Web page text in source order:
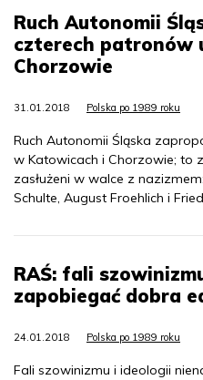
Ruch Autonomii
czterech patronów
Chorzowie
31.01.2018 Polska po 1989 roku
Ruch Autonomii Śląska
w Katowicach i Chorzowie; to
zasłużeni w walce z
Schulte, August Froehlich i
RAŚ: fali
zapobiegać dobra
24.01.2018 Polska po 1989 roku
Fali szowinizmu i ideologii